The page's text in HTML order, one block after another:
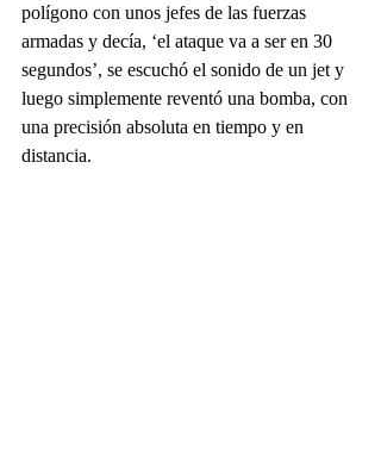
polígono con unos jefes de las fuerzas
armadas y decía, ‘el ataque va a ser en 30
segundos’, se escuchó el sonido de un jet y
luego simplemente reventó una bomba, con
una precisión absoluta en tiempo y en
distancia.